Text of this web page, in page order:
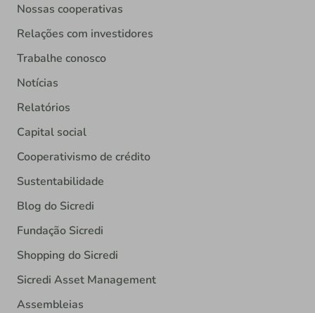
Nossas cooperativas
Relações com investidores
Trabalhe conosco
Notícias
Relatórios
Capital social
Cooperativismo de crédito
Sustentabilidade
Blog do Sicredi
Fundação Sicredi
Shopping do Sicredi
Sicredi Asset Management
Assembleias